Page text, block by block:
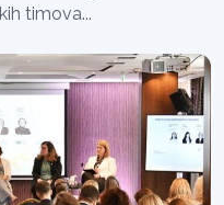
timova...